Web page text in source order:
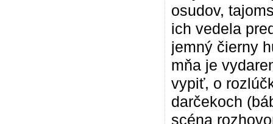
osudov,
ich vedela
jemný čierny
mňa je
vypiť, o
darčekoch
scéna